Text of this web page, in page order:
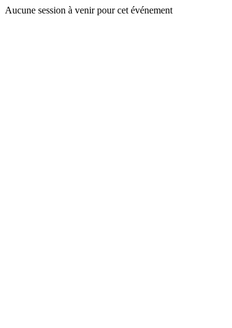
Aucune session à venir pour cet événement